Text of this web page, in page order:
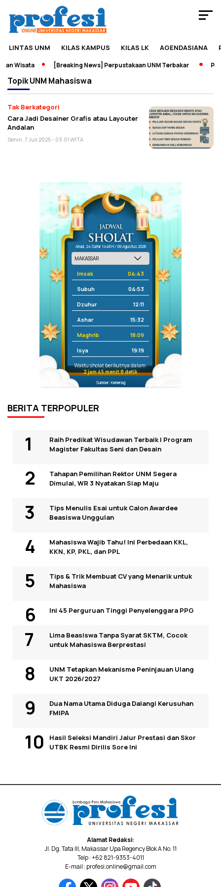
LINTAS UNM KILAS KAMPUS KILAS LK AGENDASIANA
Wisata [Breaking News] Perpustakaan UNM Terbakar
TopikUNM Mahasiswa
Tak Berkategori
Cara Jadi Desainer Grafis atau Layouter
Andalan
Senin, 7 Juli 2025 - 03:01 WITA
Ahad, 24 Safar 1448 H / 09 Agustus 2026
Imsak 04:43
Subuh 04:53
Dzuhur 12:11
Ashar 15:32
Maghrib 18:09
Isya 19:19
Waktu sholat berikutnya dalam:
2 jam 45 menit 8 detik
Sumber: Kemenag
BERITA TERPOPULER
Raih Predikat Wisudawan Terbaik I Program
Magister Fakultas Seni dan Desain
Tahapan Pemilihan Rektor UNM Segera
Dimulai, WR 3 Nyatakan Siap Maju
Tips Menulis Esai untuk Calon Awardee
Beasiswa Unggulan
Mahasiswa Wajib Tahu! Ini Perbedaan KKL,
KKN, KP, PKL, dan PPL
Tips & Trik Membuat CV yang Menarik untuk
Mahasiswa
Ini 45 Perguruan Tinggi Penyelenggara PPG
Lima Beasiswa Tanpa Syarat SKTM, Cocok
untuk Mahasiswa Berprestasi
UNM Tetapkan Mekanisme Peninjauan Ulang
UKT 2026/2027
Dua Nama Utama Diduga Dalangi Kerusuhan
FMIPA
Hasil Seleksi Mandiri Jalur Prestasi dan Skor
UTBK Resmi Dirilis Sore Ini
Alamat Redaksi:
Jl. Dg. Tata III, Makassar Upa Regency Blok A No. 11
Telp : +62 821-9353-4011
E-mail : profesi.online@gmail.com